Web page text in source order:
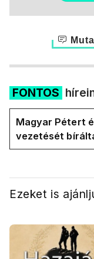
FONTOS
Magyar Pétert
vezetését
International a
Ezeket is